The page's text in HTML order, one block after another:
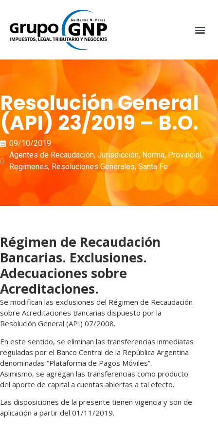
Resolución General
(API) 23/2019 – B.O.
09/10/2019
Agentes de Recaudación, Jurisdicción, Norma,Provincial,
Regímenes, Resoluciones Generales,Santa Fe
Régimen de Recaudación
Bancarias. Exclusiones.
Adecuaciones sobre
Acreditaciones.
Se modifican las exclusiones del Régimen de Recaudación
sobre Acreditaciones Bancarias dispuesto por la
Resolución General (API) 07/2008.
En este sentido, se eliminan las transferencias inmediatas
reguladas por el Banco Central de la República Argentina
denominadas “Plataforma de Pagos Móviles”.
Asimismo, se agregan las transferencias como producto
del aporte de capital a cuentas abiertas a tal efecto.
Las disposiciones de la presente tienen vigencia y son de
aplicación a partir del 01/11/2019.